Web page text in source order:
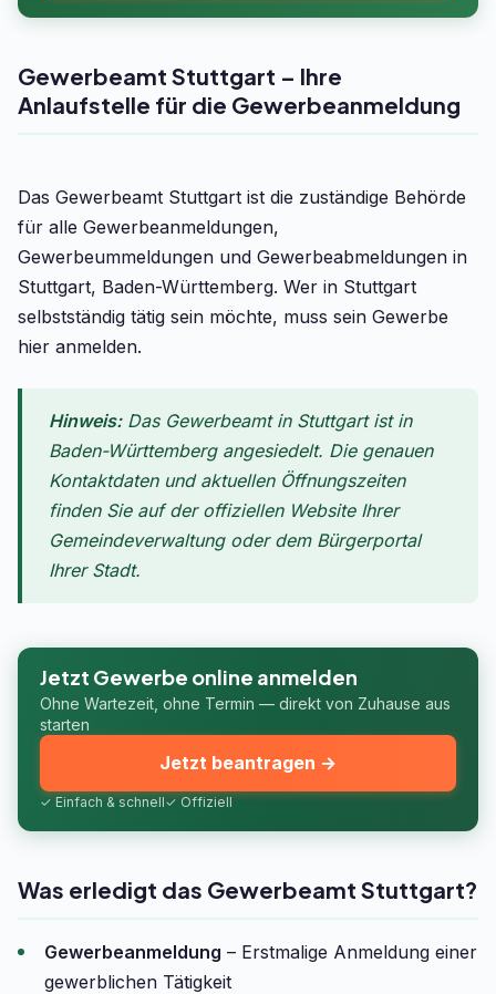
Gewerbeamt Stuttgart – Ihre
Anlaufstelle für die Gewerbeanmeldung
Das Gewerbeamt Stuttgart ist die zuständige Behörde
für alle Gewerbeanmeldungen,
Gewerbeummeldungen und Gewerbeabmeldungen in
Stuttgart, Baden-Württemberg. Wer in Stuttgart
selbstständig tätig sein möchte, muss sein Gewerbe
hier anmelden.
Hinweis:Das Gewerbeamt in Stuttgart ist in
Baden-Württemberg angesiedelt. Die genauen
Kontaktdaten und aktuellen Öffnungszeiten
finden Sie auf der offiziellen Website Ihrer
Gemeindeverwaltung oder dem Bürgerportal
Ihrer Stadt.
Jetzt Gewerbe online anmelden
Ohne Wartezeit, ohne Termin — direkt von Zuhause aus
starten
✓ Einfach & schnell✓ Offiziell
Jetzt beantragen →
Was erledigt das Gewerbeamt Stuttgart?
Gewerbeanmeldung – Erstmalige Anmeldung einer
gewerblichen Tätigkeit